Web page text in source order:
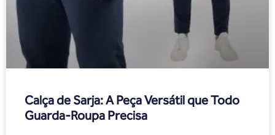
Calça de Sarja: A Peça Versátil que Todo
Guarda-Roupa Precisa